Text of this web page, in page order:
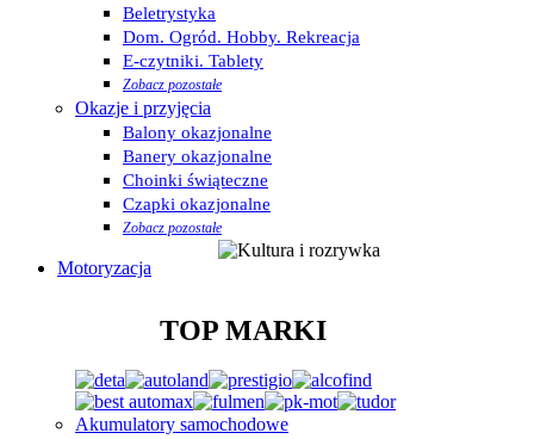
Beletrystyka
Dom. Ogród. Hobby. Rekreacja
E-czytniki. Tablety
Zobacz pozostałe
Okazje i przyjęcia
Balony okazjonalne
Banery okazjonalne
Choinki świąteczne
Czapki okazjonalne
Zobacz pozostałe
Motoryzacja
TOP MARKI
Akumulatory samochodowe